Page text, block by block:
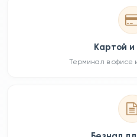
Картой
Терминал в офисе